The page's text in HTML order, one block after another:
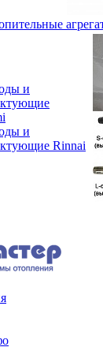
и
и
Rinnai